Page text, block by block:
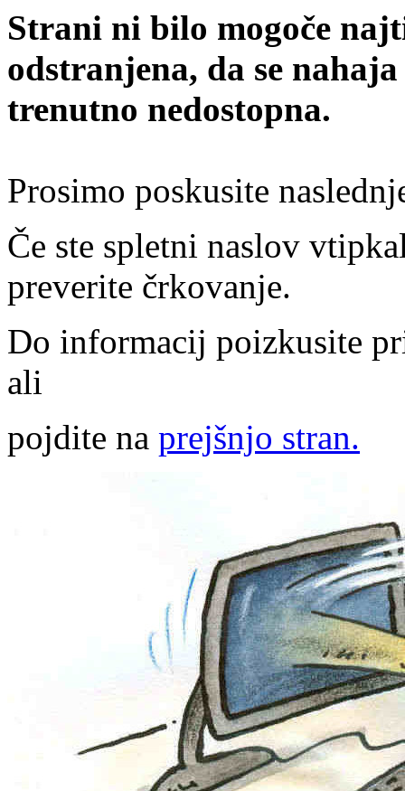
Strani ni bilo mogoče
odstranjena, da se
trenutno nedostopna.
Prosimo poskusite
Če ste spletni naslov
preverite črkovanje.
Do informacij poizkusite
ali
pojdite na prejšnjo stran.